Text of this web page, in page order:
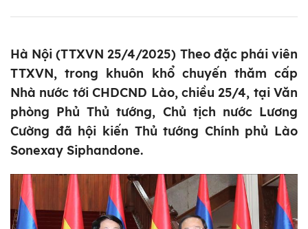
Hà Nội (TTXVN 25/4/2025) Theo đặc phái viên
TTXVN, trong khuôn khổ chuyến thăm cấp
Nhà nước tới CHDCND Lào, chiều 25/4, tại Văn
phòng Phủ Thủ tướng, Chủ tịch nước Lương
Cường đã hội kiến Thủ tướng Chính phủ Lào
Sonexay Siphandone.